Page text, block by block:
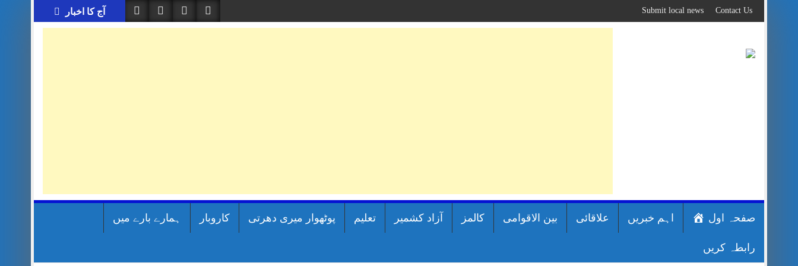
to
content
آج کا اخبار Contact Us
Submit local news
صفحہ اول اہم خبریں علاقائی بین الاقوامی کالمز آزاد کشمیر تعلیم پوٹھوار میری دھرتی کاروبار ہمارے بارے میں
رابطہ کریں